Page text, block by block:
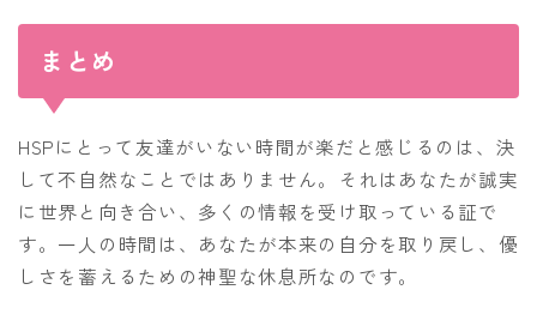
まとめ
HSPにとって友達がいない時間が楽だと感じるのは、決
して不自然なことではありません。それはあなたが誠実
に世界と向き合い、多くの情報を受け取っている証で
す。一人の時間は、あなたが本来の自分を取り戻し、優
しさを蓄えるための神聖な休息所なのです。